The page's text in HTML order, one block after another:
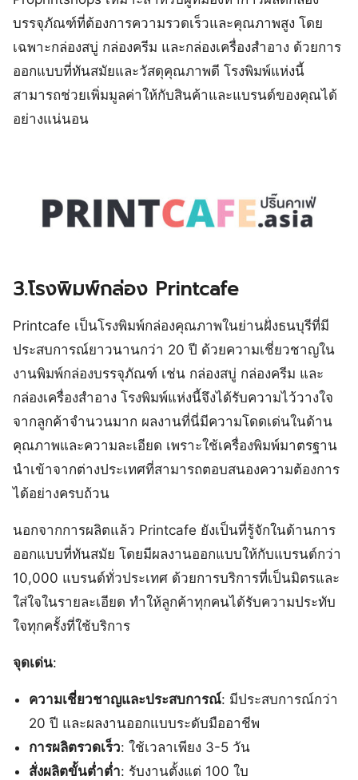
บรรจุภัณฑ์ที่ต้องการความรวดเร็วและคุณภาพสูง โดย
เฉพาะกล่องสบู่ กล่องครีม และกล่องเครื่องสำอาง ด้วยการ
ออกแบบที่ทันสมัยและวัสดุคุณภาพดี โรงพิมพ์แห่งนี้
สามารถช่วยเพิ่มมูลค่าให้กับสินค้าและแบรนด์ของคุณได้
อย่างแน่นอน
3.โรงพิมพ์กล่อง Printcafe
Printcafe เป็นโรงพิมพ์กล่องคุณภาพในย่านฝั่งธนบุรีที่มี
ประสบการณ์ยาวนานกว่า 20 ปี ด้วยความเชี่ยวชาญใน
งานพิมพ์กล่องบรรจุภัณฑ์ เช่น กล่องสบู่ กล่องครีม และ
กล่องเครื่องสำอาง โรงพิมพ์แห่งนี้จึงได้รับความไว้วางใจ
จากลูกค้าจำนวนมาก ผลงานที่นี่มีความโดดเด่นในด้าน
คุณภาพและความละเอียด เพราะใช้เครื่องพิมพ์มาตรฐาน
นำเข้าจากต่างประเทศที่สามารถตอบสนองความต้องการ
ได้อย่างครบถ้วน
นอกจากการผลิตแล้ว Printcafe ยังเป็นที่รู้จักในด้านการ
ออกแบบที่ทันสมัย โดยมีผลงานออกแบบให้กับแบรนด์กว่า
10,000 แบรนด์ทั่วประเทศ ด้วยการบริการที่เป็นมิตรและ
ใส่ใจในรายละเอียด ทำให้ลูกค้าทุกคนได้รับความประทับ
ใจทุกครั้งที่ใช้บริการ
จุดเด่น:
ความเชี่ยวชาญและประสบการณ์: มีประสบการณ์กว่า
20 ปี และผลงานออกแบบระดับมืออาชีพ
การผลิตรวดเร็ว: ใช้เวลาเพียง 3-5 วัน
สั่งผลิตขั้นต่ำต่ำ: รับงานตั้งแต่ 100 ใบ